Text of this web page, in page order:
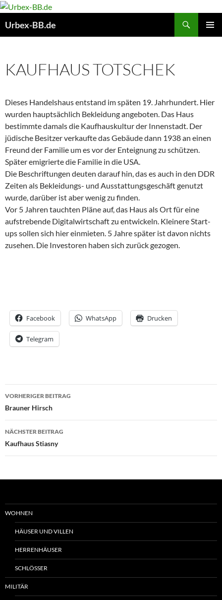
Urbex-BB.de
KAUFHAUS TOTSCHEK
Dieses Handelshaus entstand im späten 19. Jahrhundert. Hier
wurden hauptsächlich Bekleidung angeboten. Das Haus
bestimmte damals die Kaufhauskultur der Innenstadt. Der
jüdische Besitzer verkaufte das Gebäude dann 1938 an einen
Freund der Familie um es vor der Enteignung zu schützen.
Später emigrierte die Familie in die USA.
Die Beschriftungen deuten darauf hin, das es auch in den DDR
Zeiten als Bekleidungs- und Ausstattungsgeschäft genutzt
wurde, darüber ist aber wenig zu finden.
Vor 5 Jahren tauchten Pläne auf, das Haus als Ort für eine
aufstrebende Digitalwirtschaft zu entwickeln. Kleinere Start-
ups sollen sich hier einmieten. 5 Jahre später ist davon nichts
zusehen. Die Investoren haben sich zurück gezogen.
Facebook WhatsApp Drucken
Telegram
Beitrags-
Navigation
VORHERIGER BEITRAG
Brauner Hirsch
NÄCHSTER BEITRAG
Kaufhaus Stiasny
WOHNEN
HÄUSER UND VILLEN
HERRENHÄUSER
SCHLÖSSER
MILITÄR